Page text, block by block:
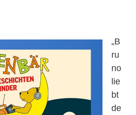
„B
ru
no
lie
bt
de